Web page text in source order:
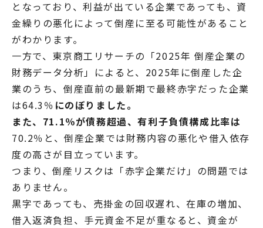
となっており、利益が出ている企業であっても、資
金繰りの悪化によって倒産に至る可能性があること
がわかります。
一方で、東京商工リサーチの「2025年 倒産企業の
財務データ分析」によると、2025年に倒産した企
業のうち、倒産直前の最新期で最終赤字だった企業
は64.3％ にのぼりました。
また、71.1％が債務超過、有利子負債構成比率は
70.2％と、倒産企業では財務内容の悪化や借入依存
度の高さが目立っています。
つまり、倒産リスクは「赤字企業だけ」の問題では
ありません。
黒字であっても、売掛金の回収遅れ、在庫の増加、
借入返済負担、手元資金不足が重なると、資金が